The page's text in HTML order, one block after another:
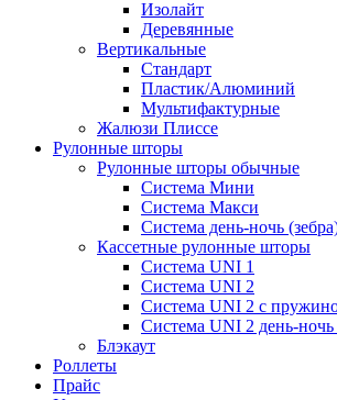
Изолайт
Деревянные
Вертикальные
Стандарт
Пластик/Алюминий
Мультифактурные
Жалюзи Плиссе
Рулонные шторы
Рулонные шторы обычные
Система Мини
Система Макси
Система день-ночь
Кассетные рулонные шторы
Система UNI 1
Система UNI 2
Система UNI 2 с
Система UNI 2 день-ночь
Блэкаут
Роллеты
Прайс